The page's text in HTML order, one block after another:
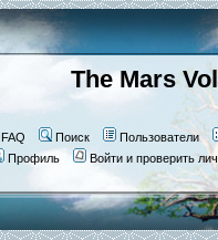
The Mars
FAQ Поиск Пользователи
Профиль
Войти и проверить